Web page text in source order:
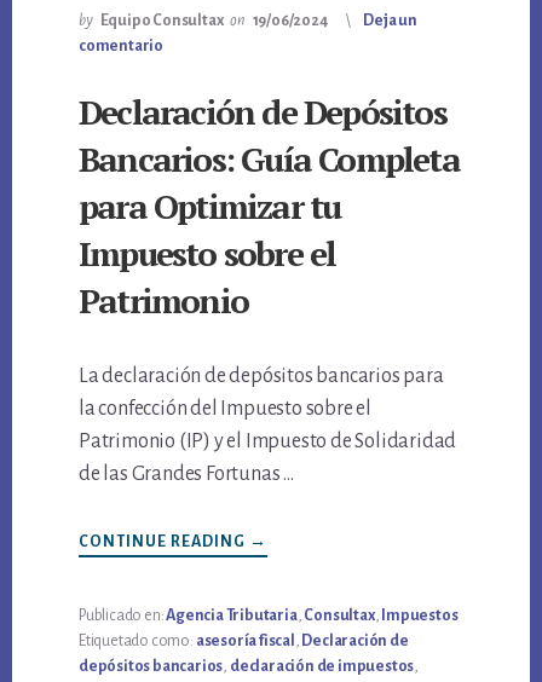
by Equipo Consultax on 19/06/2024
Deja un
comentario
Declaración de Depósitos
Bancarios: Guía Completa
para Optimizar tu
Impuesto sobre el
Patrimonio
La declaración de depósitos bancarios para
la confección del Impuesto sobre el
Patrimonio (IP) y el Impuesto de Solidaridad
de las Grandes Fortunas …
CONTINUE READING ACERCA
DE
DEPÓSITOS
BANCARIOS:
GUÍA
COMPLETA
→
Publicado en:Agencia Tributaria, Consultax, Impuestos
Etiquetado como: asesoría fiscal , Declaración de
depósitos bancarios, declaración de impuestos,